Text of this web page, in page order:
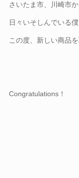
さいたま市、川崎市
日々いそしんでいる
この度、新しい商品
Congratulations！